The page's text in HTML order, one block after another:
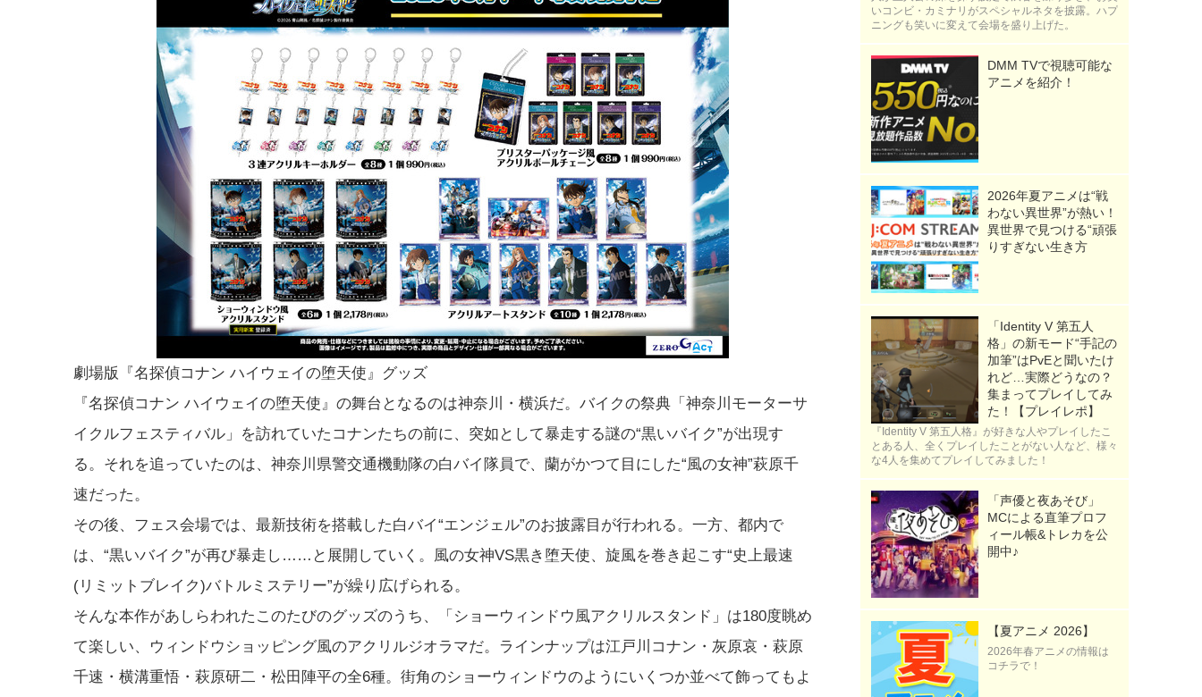
劇場版『名探偵コナン ハイウェイの堕天使』グッズ
『名探偵コナン ハイウェイの堕天使』の舞台となるのは神奈川・横浜だ。バイクの祭典「神奈川モーターサ
イクルフェスティバル」を訪れていたコナンたちの前に、突如として暴走する謎の“黒いバイク”が出現す
る。それを追っていたのは、神奈川県警交通機動隊の白バイ隊員で、蘭がかつて目にした“風の女神”萩原千
速だった。
その後、フェス会場では、最新技術を搭載した白バイ“エンジェル”のお披露目が行われる。一方、都内で
は、“黒いバイク”が再び暴走し……と展開していく。風の女神VS黒き堕天使、旋風を巻き起こす“史上最速
(リミットブレイク)バトルミステリー”が繰り広げられる。
そんな本作があしらわれたこのたびのグッズのうち、「ショーウィンドウ風アクリルスタンド」は180度眺め
て楽しい、ウィンドウショッピング風のアクリルジオラマだ。ラインナップは江戸川コナン・灰原哀・萩原
千速・横溝重悟・萩原研二・松田陣平の全6種。街角のショーウィンドウのようにいくつか並べて飾ってもよ
いコンビ・カミナリがスペシャルネタを披露。ハプ
ニングも笑いに変えて会場を盛り上げた。
DMM TVで視聴可能な
アニメを紹介！
2026年夏アニメは“戦
わない異世界”が熱い！
異世界で見つける“頑張
りすぎない生き方
「Identity V 第五人
格」の新モード“手記の
加筆”はPvEと聞いたけ
れど…実際どうなの？
集まってプレイしてみ
た！【プレイレポ】
『Identity V 第五人格』が好きな人やプレイしたこ
とある人、全くプレイしたことがない人など、様々
な4人を集めてプレイしてみました！
「声優と夜あそび」
MCによる直筆プロフ
ィール帳&トレカを公
開中♪
【夏アニメ 2026】
2026年春アニメの情報は
コチラで！